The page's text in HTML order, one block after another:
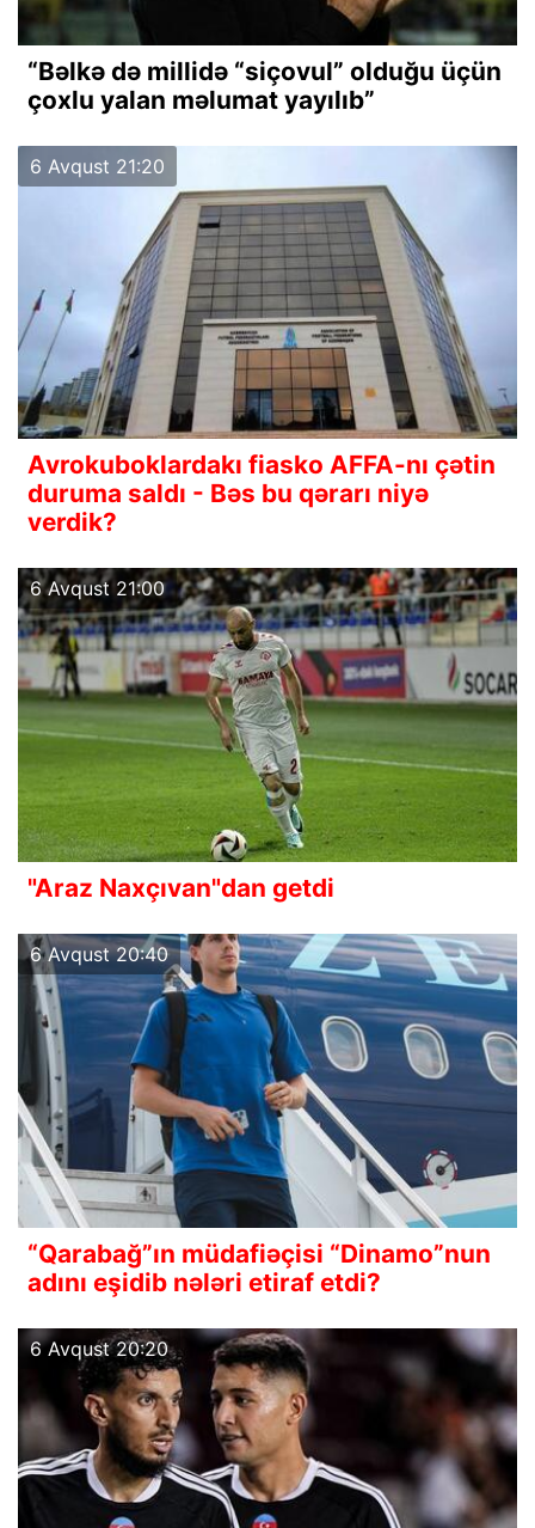
“Bəlkə də millidə “siçovul” olduğu üçün
çoxlu yalan məlumat yayılıb”
6 Avqust 21:20
Avrokuboklardakı fiasko AFFA-nı çətin
duruma saldı - Bəs bu qərarı niyə
verdik?
6 Avqust 21:00
"Araz Naxçıvan"dan getdi
6 Avqust 20:40
“Qarabağ”ın müdafiəçisi “Dinamo”nun
adını eşidib nələri etiraf etdi?
6 Avqust 20:20